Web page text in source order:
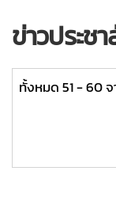
ข่าวประช
ทั้งหมด 51 - 60 จ